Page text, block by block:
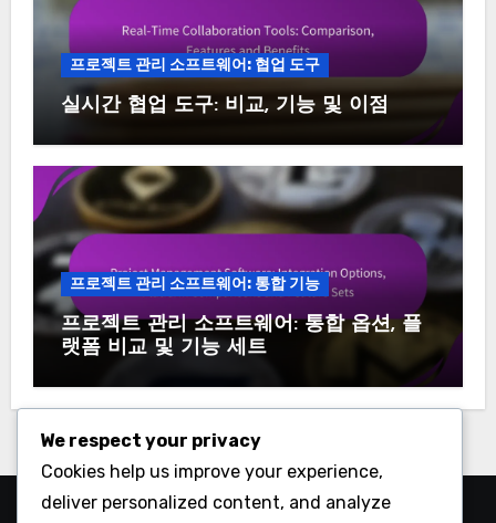
프로젝트 관리 소프트웨어: 협업 도구
실시간 협업 도구: 비교, 기능 및 이점
프로젝트 관리 소프트웨어: 통합 기능
프로젝트 관리 소프트웨어: 통합 옵션, 플
랫폼 비교 및 기능 세트
We respect your privacy
Cookies help us improve your experience,
deliver personalized content, and analyze